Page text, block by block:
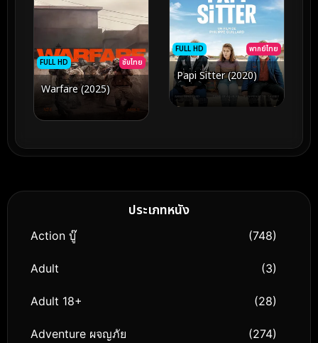
FULL HD ซับไทย
Warfare (2025)
FULL HD พากย์ไทย
Papi Sitter (2020)
ประเภทหนัง
Action บู๊ (748)
Adult (3)
Adult 18+ (28)
Adventure ผจญภัย (274)